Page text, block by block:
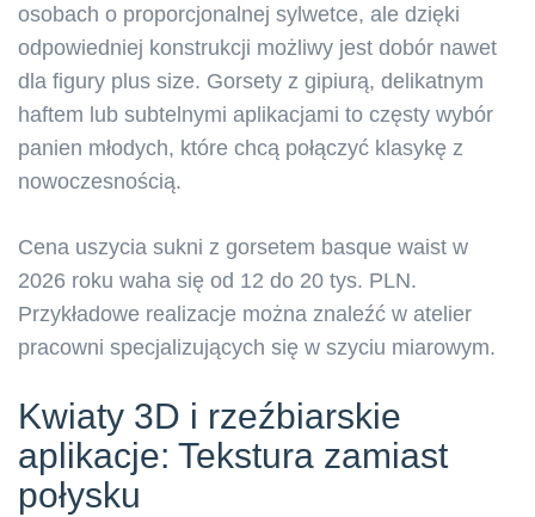
osobach o proporcjonalnej sylwetce, ale dzięki
odpowiedniej konstrukcji możliwy jest dobór nawet
dla figury plus size. Gorsety z gipiurą, delikatnym
haftem lub subtelnymi aplikacjami to częsty wybór
panien młodych, które chcą połączyć klasykę z
nowoczesnością.
Cena uszycia sukni z gorsetem basque waist w
2026 roku waha się od 12 do 20 tys. PLN.
Przykładowe realizacje można znaleźć w atelier
pracowni specjalizujących się w szyciu miarowym.
Kwiaty 3D i rzeźbiarskie
aplikacje: Tekstura zamiast
połysku